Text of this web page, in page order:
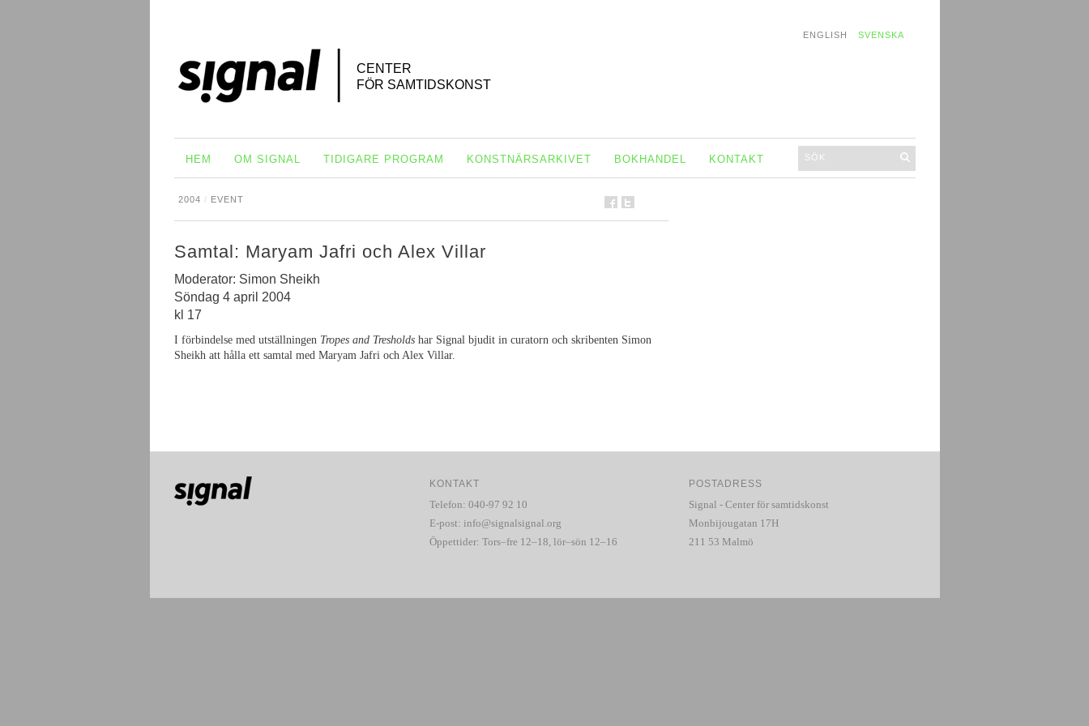
CENTER
FÖR SAMTIDSKONST
ENGLISH SVENSKA
HEM OM SIGNAL TIDIGARE PROGRAM KONSTNÄRSARKIVET BOKHANDEL KONTAKT
2004 / EVENT
Samtal: Maryam Jafri och Alex Villar
Moderator: Simon Sheikh
Söndag 4 april 2004
kl 17
I förbindelse med utställningen Tropes and Tresholdshar Signal bjudit in curatorn och skribenten Simon
Sheikh att hålla ett samtal med Maryam Jafri och Alex Villar.
KONTAKT
Telefon: 040-97 92 10
E-post: info@signalsignal.org
Öppettider: Tors–fre 12–18, lör–sön 12–16
POSTADRESS
Signal - Center för samtidskonst
Monbijougatan 17H
211 53 Malmö